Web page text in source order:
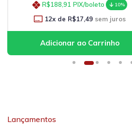
PIX/boleto 10%
R$17,49sem juros
Lançamentos